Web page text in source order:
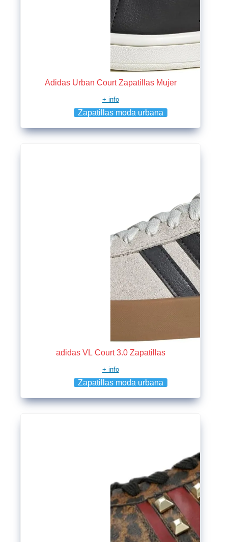
Adidas Urban Court Zapatillas Mujer
+ info
Zapatillas moda urbana
adidas VL Court 3.0 Zapatillas
+ info
Zapatillas moda urbana